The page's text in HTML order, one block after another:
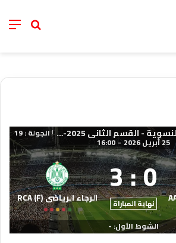
خانة
البطولة الاحترافية النسوية - القسم الثاني 2025-2026 | الجولة : 19
25 أبريل 2026 -
16:00
0
:
3
نهاية المباراة الرجاء الرياضي (F) RCA
الشوط الأول: -